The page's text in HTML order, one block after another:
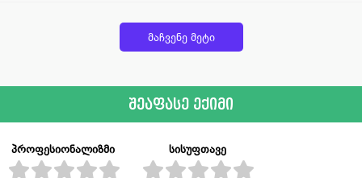
მაჩვენე მეტი
შეაფასე ექიმი
პროფესიონალიზმი სისუფთავე